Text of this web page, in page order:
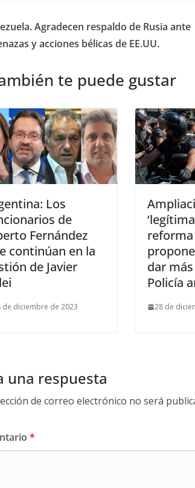
Agradecen respaldo de Rusia ante
y acciones bélicas de EE.UU.
te puede gustar
Los
de
Fernández
continúan en la
de Javier
de diciembre de 2023
dar
Policía
28 de
una respuesta
de correo electrónico no será
*